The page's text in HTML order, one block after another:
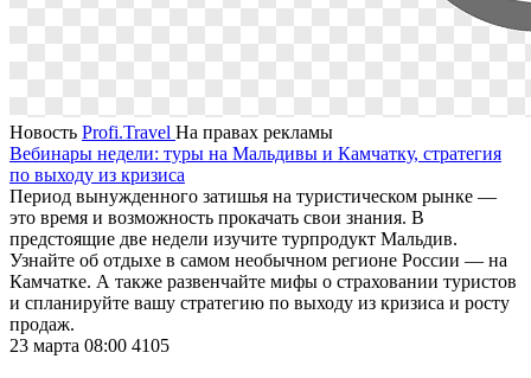
Новость Profi.Travel На правах рекламы
Вебинары недели: туры на Мальдивы и Камчатку, стратегия
по выходу из кризиса
Период вынужденного затишья на туристическом рынке —
это время и возможность прокачать свои знания. В
предстоящие две недели изучите турпродукт Мальдив.
Узнайте об отдыхе в самом необычном регионе России — на
Камчатке. А также развенчайте мифы о страховании туристов
и спланируйте вашу стратегию по выходу из кризиса и росту
продаж.
23 марта 08:00 4105